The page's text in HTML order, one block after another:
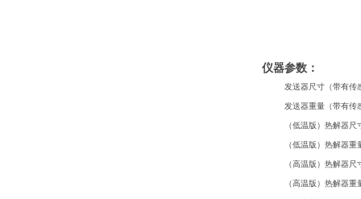
仪器参数：
发送器尺寸（带有
发送器重量（带有传
（低温版）热解器
（低温版）热解器
（高温版）热解器
（高温版）热解器